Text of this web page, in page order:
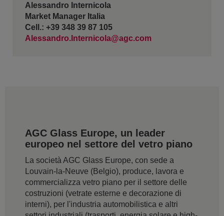
Alessandro Internicola
Market Manager Italia
Cell.: +39 348 39 87 105
Alessandro.Internicola@agc.com
AGC Glass Europe, un leader
europeo nel settore del vetro piano
La società AGC Glass Europe, con sede a
Louvain-la-Neuve (Belgio), produce, lavora e
commercializza vetro piano per il settore delle
costruzioni (vetrate esterne e decorazione di
interni), per l'industria automobilistica e altri